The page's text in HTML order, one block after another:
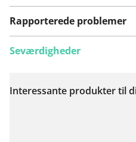
Rapporterede problemer
Se på kort
Seværdigheder
Interessante produkter til